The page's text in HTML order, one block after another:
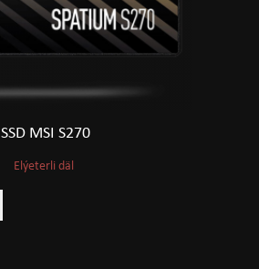
SSD MSI S270
Elýeterli däl